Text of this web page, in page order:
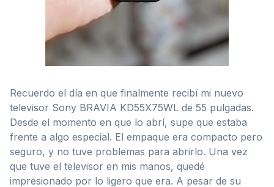
Recuerdo el día en que finalmente recibí mi nuevo
televisor Sony BRAVIA KD55X75WL de 55 pulgadas.
Desde el momento en que lo abrí, supe que estaba
frente a algo especial. El empaque era compacto pero
seguro, y no tuve problemas para abrirlo. Una vez
que tuve el televisor en mis manos, quedé
impresionado por lo ligero que era. A pesar de su